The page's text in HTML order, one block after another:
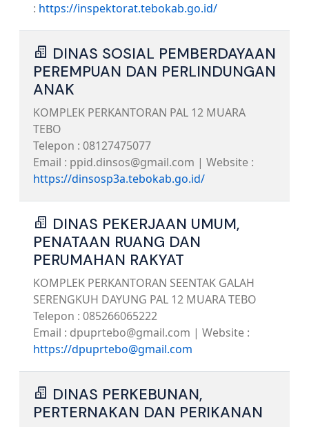
: https://inspektorat.tebokab.go.id/
DINAS SOSIAL PEMBERDAYAAN
PEREMPUAN DAN PERLINDUNGAN
ANAK
KOMPLEK PERKANTORAN PAL 12 MUARA
TEBO
Telepon : 08127475077
Email : ppid.dinsos@gmail.com | Website :
https://dinsosp3a.tebokab.go.id/
DINAS PEKERJAAN UMUM,
PENATAAN RUANG DAN
PERUMAHAN RAKYAT
KOMPLEK PERKANTORAN SEENTAK GALAH
SERENGKUH DAYUNG PAL 12 MUARA TEBO
Telepon : 085266065222
Email : dpuprtebo@gmail.com | Website :
https://dpuprtebo@gmail.com
DINAS PERKEBUNAN,
PERTERNAKAN DAN PERIKANAN